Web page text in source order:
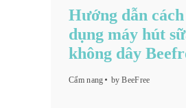
Hướng dẫn
dụng máy hút
không dây
Cẩm nang by BeeFree